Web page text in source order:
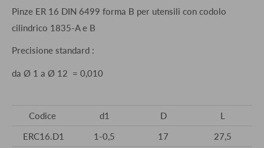
Pinze ER 16 DIN 6499 forma B per utensili con codolo
cilindrico 1835-A e B
Precisione standard :
da Ø 1 a Ø 12 = 0,010
Codice d1 D
L
ERC16.D1
1-0,5 17
27,5